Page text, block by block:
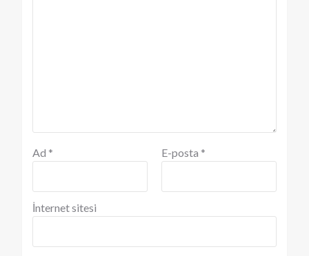
Ad * E-posta *
İnternet sitesi